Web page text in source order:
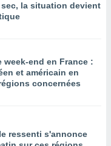
la situation devient
week-end en France :
et américain en
concernées
ressenti s'annonce